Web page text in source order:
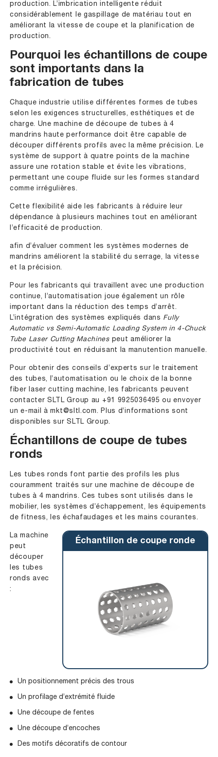
production. L’imbrication intelligente réduit
considérablement le gaspillage de matériau tout en
améliorant la vitesse de coupe et la planification de
production.
Pourquoi les échantillons de coupe
sont importants dans la
fabrication de tubes
Chaque industrie utilise différentes formes de tubes
selon les exigences structurelles, esthétiques et de
charge. Une machine de découpe de tubes à 4
mandrins haute performance doit être capable de
découper différents profils avec la même précision. Le
système de support à quatre points de la machine
assure une rotation stable et évite les vibrations,
permettant une coupe fluide sur les formes standard
comme irrégulières.
Cette flexibilité aide les fabricants à réduire leur
dépendance à plusieurs machines tout en améliorant
l’efficacité de production.
afin d’évaluer comment les systèmes modernes de
mandrins améliorent la stabilité du serrage, la vitesse
et la précision.
Pour les fabricants qui travaillent avec une production
continue, l’automatisation joue également un rôle
important dans la réduction des temps d’arrêt.
L’intégration des systèmes expliqués dans Fully
Automatic vs Semi-Automatic Loading System in 4-Chuck
Tube Laser Cutting Machinespeut améliorer la
productivité tout en réduisant la manutention manuelle.
Pour obtenir des conseils d’experts sur le traitement
des tubes, l’automatisation ou le choix de la bonne
fiber laser cutting machine, les fabricants peuvent
contacter SLTL Group au +91 9925036495 ou envoyer
un e-mail àmkt@sltl.com . Plus d’informations sont
disponibles surSLTL Group.
Échantillons de coupe de tubes
ronds
Les tubes ronds font partie des profils les plus
couramment traités sur une machine de découpe de
tubes à 4 mandrins. Ces tubes sont utilisés dans le
mobilier, les systèmes d’échappement, les équipements
de fitness, les échafaudages et les mains courantes.
Échantillon de coupe ronde
La machine
peut
découper
les tubes
ronds avec
:
Un positionnement précis des trous
Un profilage d’extrémité fluide
Une découpe de fentes
Une découpe d’encoches
Des motifs décoratifs de contour